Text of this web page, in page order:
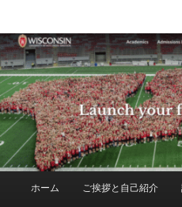
へ
移
動
移
動
ホーム ご挨拶と自己紹介